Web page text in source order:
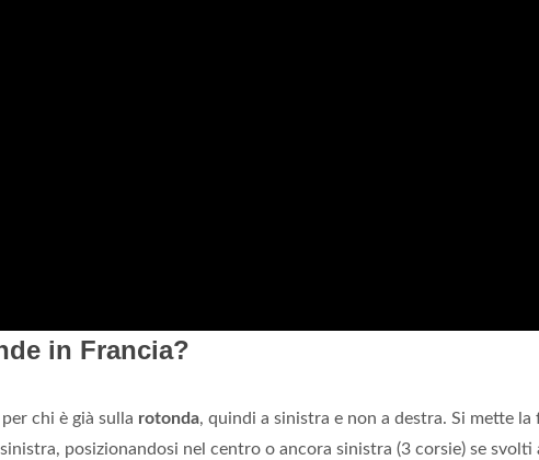
in Francia?
chi è già sulla rotonda, quindi a sinistra e non a destra. Si mette la
posizionandosi nel centro o ancora sinistra (3 corsie) se svolti